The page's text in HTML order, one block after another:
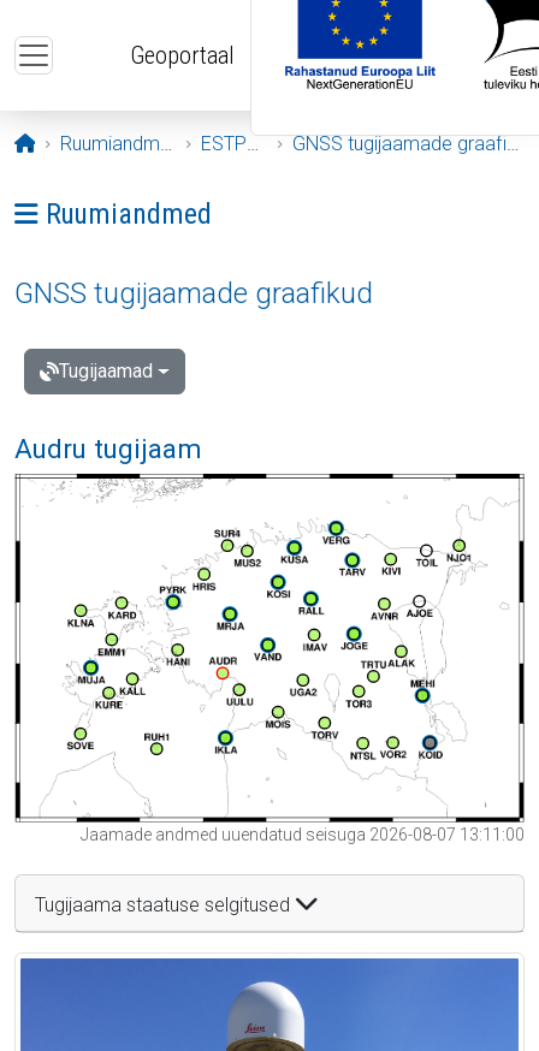
Geoportaal
Avaleht
Ruumiandmed ESTPOS GNSS tugijaamade graafikud
Ava menüü: Ruumiandmed
Ruumiandmed
GNSS tugijaamade graafikud
Tugijaamad
Audru tugijaam
Jaamade andmed uuendatud seisuga 2026-08-07 13:11:00
Tugijaama staatuse selgitused